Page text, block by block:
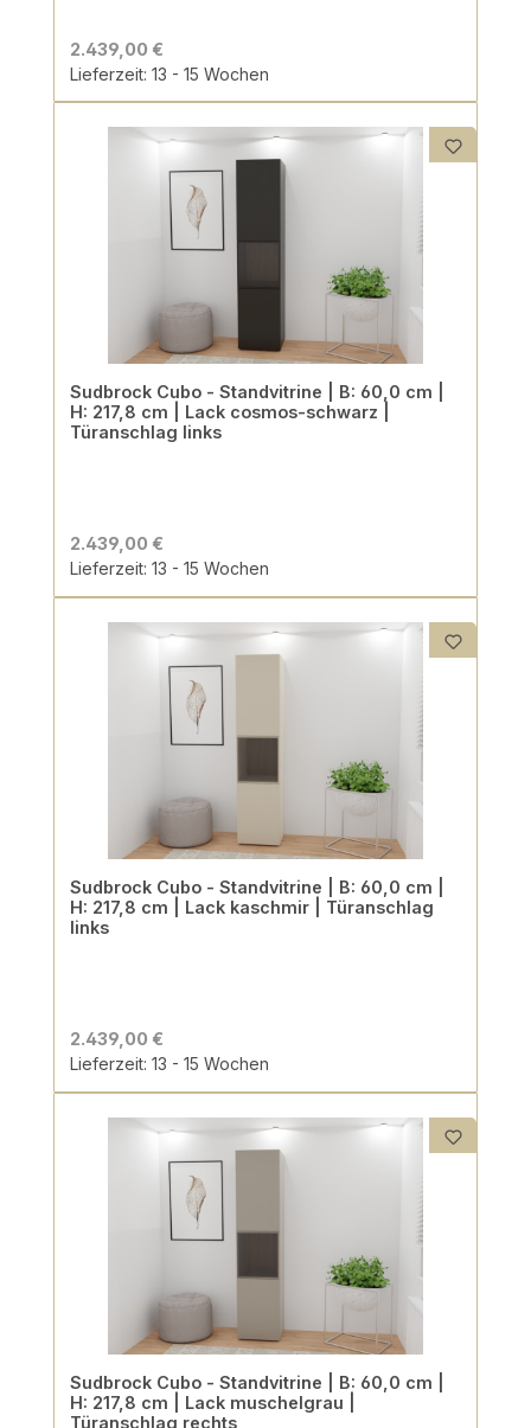
2.439,00 €
Lieferzeit: 13 - 15 Wochen
Sudbrock Cubo - Standvitrine | B: 60,0 cm |
H: 217,8 cm | Lack cosmos-schwarz |
Türanschlag links
2.439,00 €
Lieferzeit: 13 - 15 Wochen
Sudbrock Cubo - Standvitrine | B: 60,0 cm |
H: 217,8 cm | Lack kaschmir | Türanschlag
links
2.439,00 €
Lieferzeit: 13 - 15 Wochen
Sudbrock Cubo - Standvitrine | B: 60,0 cm |
H: 217,8 cm | Lack muschelgrau |
Türanschlag rechts